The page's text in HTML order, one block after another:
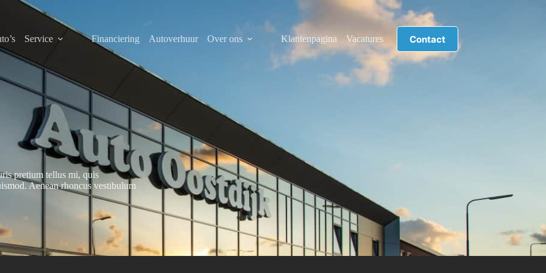
Service Financiering Autoverhuur Over ons Klantenpagina Vacatures Contact
pretium tellus mi, quis
Aenean rhoncus vestibulum